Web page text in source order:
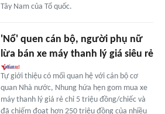
Tây Nam của Tổ quốc.
'Nổ' quen cán bộ, người phụ nữ
lừa bán xe máy thanh lý giá siêu rẻ
Tự giới thiệu có mối quan hệ với cán bộ cơ
quan Nhà nước, Nhung hứa hẹn gom mua xe
máy thanh lý giá rẻ chỉ 5 triệu đồng/chiếc và
đã chiếm đoạt hơn 250 triệu đồng của nhiều